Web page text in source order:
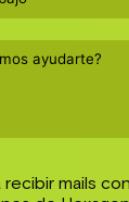
recibir mails